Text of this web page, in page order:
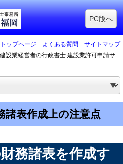
PC版へ
トップページ よくある質問
サイトマップ
設業経営者の行政書士 建設業許可申請サ
諸表作成上の注意点
務諸表を作成す